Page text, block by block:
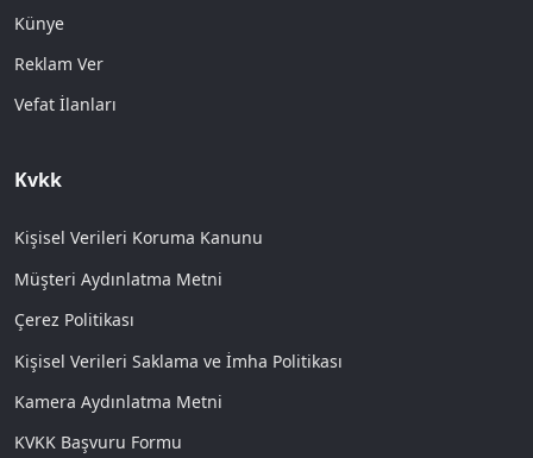
Künye
Reklam Ver
Vefat İlanları
Kvkk
Kişisel Verileri Koruma Kanunu
Müşteri Aydınlatma Metni
Çerez Politikası
Kişisel Verileri Saklama ve İmha Politikası
Kamera Aydınlatma Metni
KVKK Başvuru Formu